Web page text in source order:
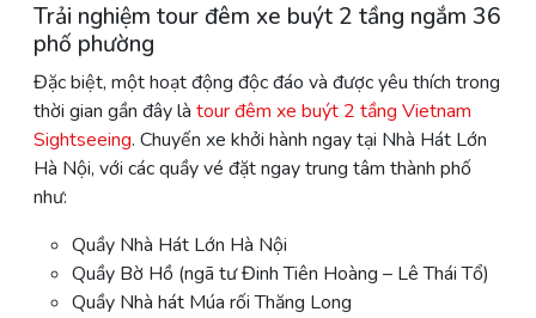
Trải nghiệm tour đêm xe buýt 2 tầng ngắm 36
phố phường
Đặc biệt, một hoạt động độc đáo và được yêu thích trong
thời gian gần đây là tour đêm xe buýt 2 tầng Vietnam
Sightseeing. Chuyến xe khởi hành ngay tại Nhà Hát Lớn
Hà Nội, với các quầy vé đặt ngay trung tâm thành phố
như:
Quầy Nhà Hát Lớn Hà Nội
Quầy Bờ Hồ (ngã tư Đinh Tiên Hoàng – Lê Thái Tổ)
Quầy Nhà hát Múa rối Thăng Long